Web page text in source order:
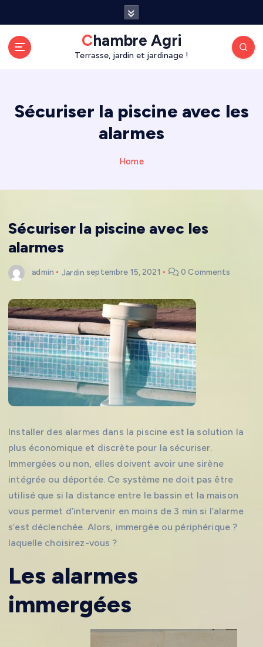
Chambre Agri
Terrasse, jardin et jardinage !
Sécuriser la piscine avec les
alarmes
Home
Sécuriser la piscine avec les
alarmes
admin Jardin septembre 15, 2021 0 Comments
Installer des alarmes dans la piscine est la solution la
plus économique et discrète pour la sécuriser.
Immergées ou non, elles doivent avoir une sirène
intégrée ou déportée. Ce système ne doit pas être
utilisé que si la distance entre le bassin et la maison
vous permet d’intervenir en moins de 3 min si l’alarme
s’est déclenchée. Alors, immergée ou périphérique ?
laquelle choisirez-vous ?
Les alarmes
immergées